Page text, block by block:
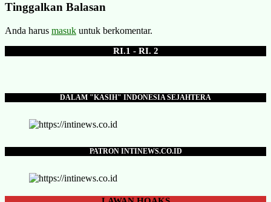
Tinggalkan Balasan
Anda harus masuk untuk berkomentar.
RI.1 - RI. 2
DALAM "KASIH" INDONESIA SEJAHTERA
PATRON INTINEWS.CO.ID